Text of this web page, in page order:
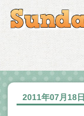
2011年07月18日